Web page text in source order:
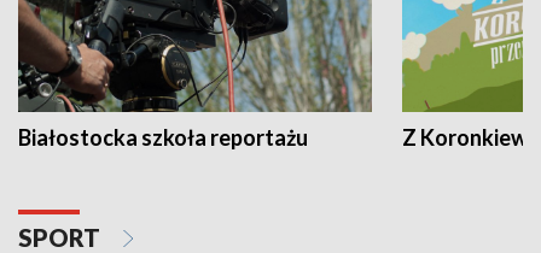
Białostocka szkoła reportażu Z
SPORT